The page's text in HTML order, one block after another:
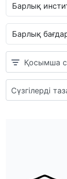
Қосымша
Сүзгілерді